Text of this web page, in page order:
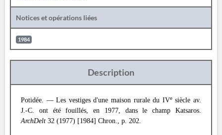
Notices et opérations liées
1984
Description
Potidée. — Les vestiges d'une maison rurale du IVesiècle av.
J.-C. ont été fouillés, en 1977, dans le champ Katsaros.
ArchDelt 32 (1977) [1984] Chron., p. 202.